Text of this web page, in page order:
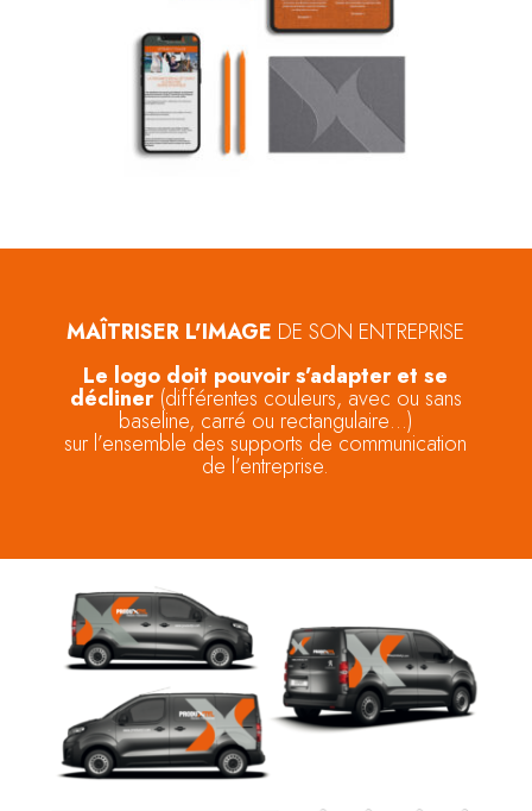
MAÎTRISER L'IMAGE DE SON ENTREPRISE
Le logo doit pouvoir s’adapter et se
décliner(différentes couleurs, avec ou sans
baseline, carré ou rectangulaire…)
sur l’ensemble des supports de communication
de l’entreprise.